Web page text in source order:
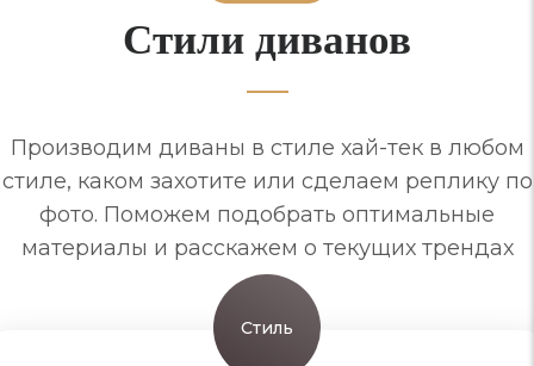
Стили диванов
Производим диваны в стиле хай-тек в любом
стиле, каком захотите или сделаем реплику по
фото. Поможем подобрать оптимальные
материалы и расскажем о текущих трендах
Стиль